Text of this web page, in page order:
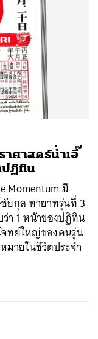
ศาสตร์น่ำเอี๊
ปฏิทิน
Momentum มี
กุล ทายาทรุ่นที่ 3
า 1 หน้าของปฏิทิน
จทย์ใหญ่ของคนรุ่น
ายในชีวิตประจำ